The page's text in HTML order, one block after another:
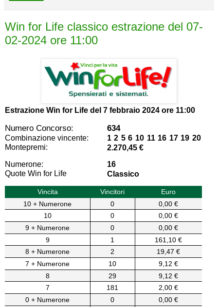
Win for Life classico estrazione del 07-
02-2024 ore 11:00
Estrazione Win for Life del 7 febbraio 2024 ore 11:00
Numero Concorso: 634
Combinazione vincente:
1 2 5 6 10 11 16 17 19 20
Montepremi:
2.270,45 €
Numerone:
16
Quote Win for Life
Classico
Vincita Vincitori
Euro
10 + Numerone
0
0,00 €
10
0
0,00 €
9 + Numerone
0
0,00 €
9
1
161,10 €
8 + Numerone
2
19,47 €
7 + Numerone
10
9,12 €
8
29
9,12 €
7
181
2,00 €
0 + Numerone
0
0,00 €